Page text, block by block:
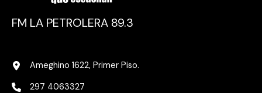
FM LA PETROLERA 89.3
Ameghino 1622, Primer Piso.
297 4063327